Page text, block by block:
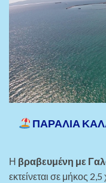
ΠΑΡΑΛΙΑ
Η βραβευμένη με
εκτείνεται σε μήκος